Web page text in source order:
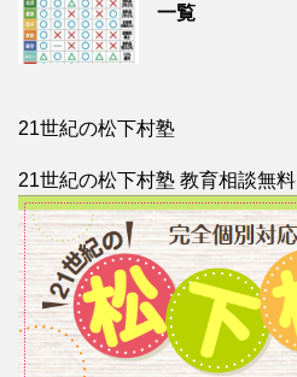
一覧
21世紀の松下村塾
21世紀の松下村塾 教育相談無料